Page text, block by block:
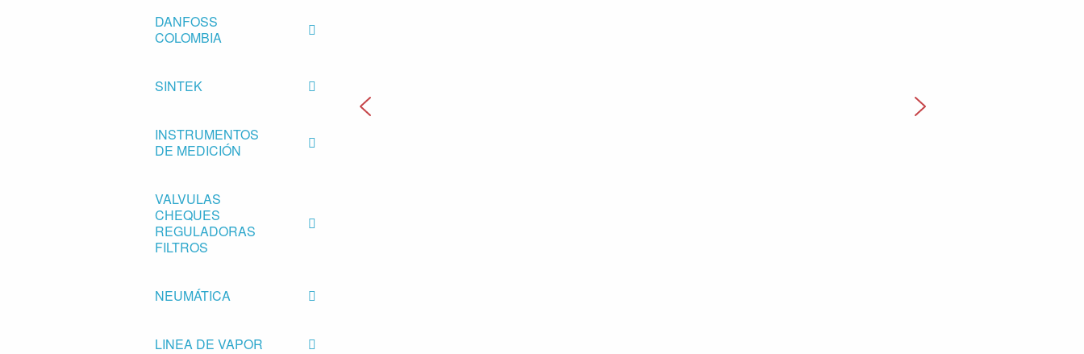
DANFOSS
COLOMBIA
SINTEK
INSTRUMENTOS
DE MEDICIÓN
VALVULAS
CHEQUES
REGULADORAS
FILTROS
NEUMÁTICA
LINEA DE VAPOR